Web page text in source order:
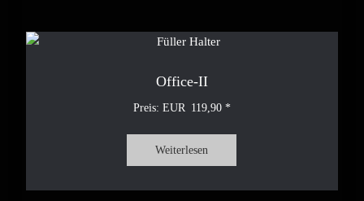
Office-II
119,90
Weiterlesen